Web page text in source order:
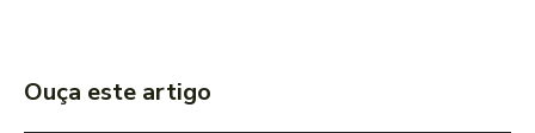
Ouça este artigo